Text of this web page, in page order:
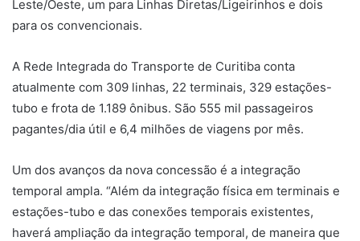
Leste/Oeste, um para Linhas Diretas/Ligeirinhos e dois
para os convencionais.
A Rede Integrada do Transporte de Curitiba conta
atualmente com 309 linhas, 22 terminais, 329 estações-
tubo e frota de 1.189 ônibus. São 555 mil passageiros
pagantes/dia útil e 6,4 milhões de viagens por mês.
Um dos avanços da nova concessão é a integração
temporal ampla. “Além da integração física em terminais e
estações-tubo e das conexões temporais existentes,
haverá ampliação da integração temporal, de maneira que